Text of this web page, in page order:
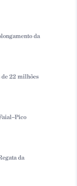
da
de 22 milhões
da